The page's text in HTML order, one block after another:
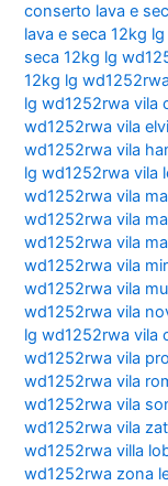
conserto lava e
lava e seca 12kg
seca 12kg lg
12kg lg
lg wd1252rwa vila
wd1252rwa vila
wd1252rwa vila
lg wd1252rwa vila
wd1252rwa vila
wd1252rwa vila
wd1252rwa vila
wd1252rwa vila
wd1252rwa vila
wd1252rwa vila
lg wd1252rwa vila
wd1252rwa vila
wd1252rwa vila
wd1252rwa vila
wd1252rwa vila
wd1252rwa villa
wd1252rwa zona